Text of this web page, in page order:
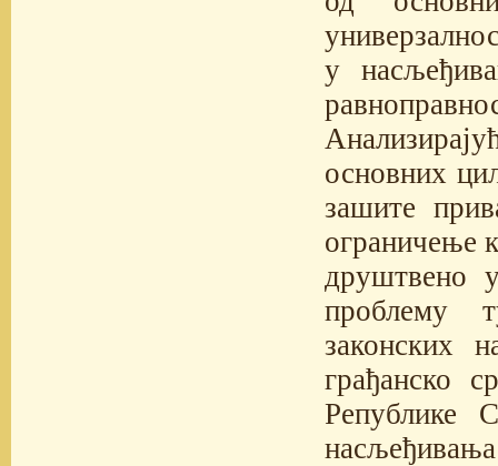
у
основних
зашите
ограничење
друштвено
проблему
законских
грађанско
Републике